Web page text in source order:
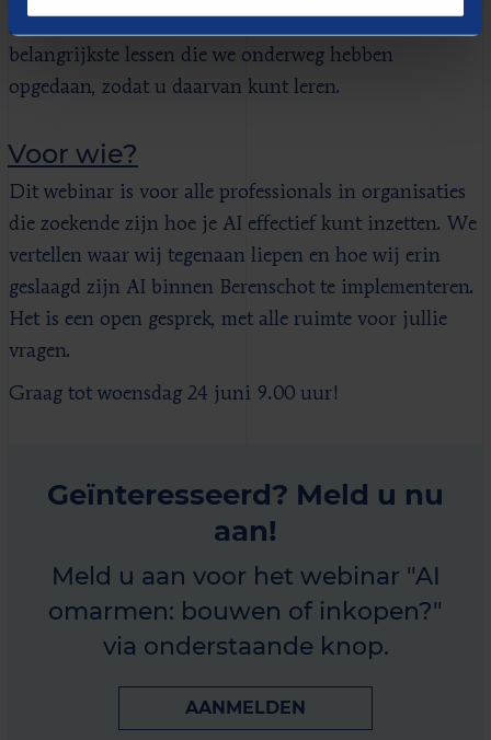
belangrijkste lessen die we onderweg hebben
opgedaan, zodat u daarvan kunt leren.
Voor wie?
Dit webinar is voor alle professionals in organisaties
die zoekende zijn hoe je AI effectief kunt inzetten. We
vertellen waar wij tegenaan liepen en hoe wij erin
geslaagd zijn AI binnen Berenschot te implementeren.
Het is een open gesprek, met alle ruimte voor jullie
vragen.
Graag tot woensdag 24 juni 9.00 uur!
Geïnteresseerd? Meld u nu
aan!
Meld u aan voor het webinar "AI
omarmen: bouwen of inkopen?"
via onderstaande knop.
AANMELDEN